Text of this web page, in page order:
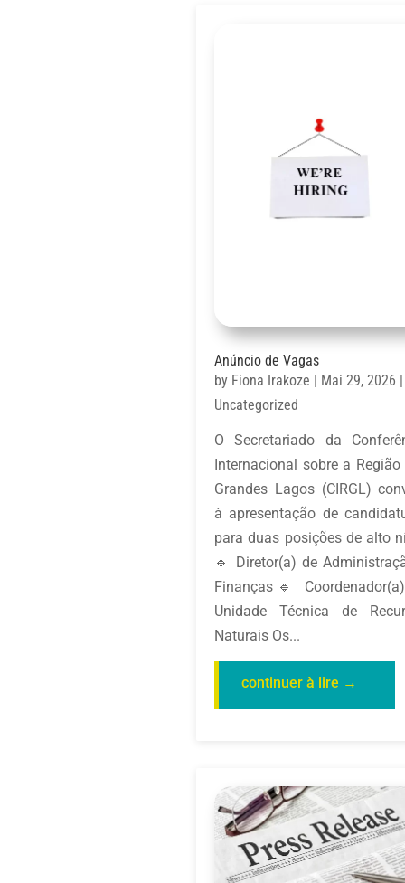
Anúncio de Vagas
by Fiona Irakoze Mai 29, 2026
Uncategorized
O Secretariado da
Internacional sobre a
Grandes Lagos (CIRGL)
à apresentação de
para duas posições de alto
🔹 Diretor(a) de
Finanças🔹
Unidade Técnica de
Naturais Os...